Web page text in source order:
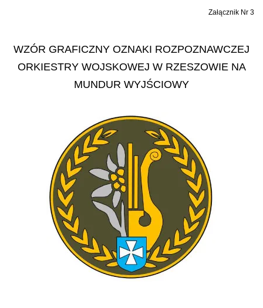
Załącznik Nr 3
WZÓR GRAFICZNY OZNAKI ROZPOZNAWCZEJ
ORKIESTRY WOJSKOWEJ W RZESZOWIE NA
MUNDUR WYJŚCIOWY